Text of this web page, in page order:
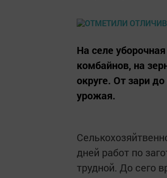
На селе
комбайнов, на
округе. От зари
урожая.
дней работ по
трудной. До сего